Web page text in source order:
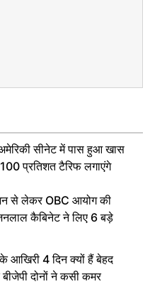
सीनेट में पास हुआ खास
प्रतिशत टैरिफ लगाएंगे
से लेकर OBC आयोग की
कैबिनेट ने लिए 6 बड़े
आखिरी 4 दिन क्यों हैं बेहद
दोनों ने कसी कमर